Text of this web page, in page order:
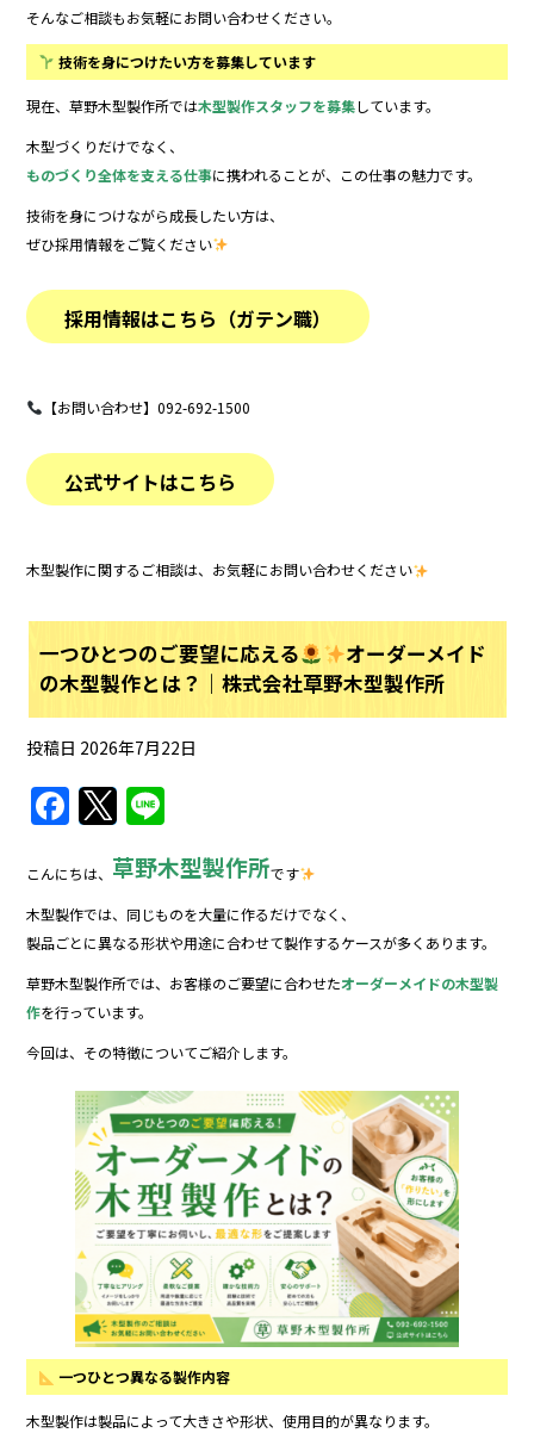
そんなご相談もお気軽にお問い合わせください。
技術を身につけたい方を募集しています
現在、草野木型製作所では木型製作スタッフを募集しています。
木型づくりだけでなく、
ものづくり全体を支える仕事に携われることが、この仕事の魅力です。
技術を身につけながら成長したい方は、
ぜひ採用情報をご覧ください
採用情報はこちら（ガテン職）
【お問い合わせ】092-692-1500
公式サイトはこちら
木型製作に関するご相談は、お気軽にお問い合わせください
一つひとつのご要望に応える
オーダーメイド
の木型製作とは？｜株式会社草野木型製作所
投稿日 2026年7月22日
F
c
e
b
o
o
k
T
w
itt
er
n
e
こんにちは、 草野木型製作所です
木型製作では、同じものを大量に作るだけでなく、
製品ごとに異なる形状や用途に合わせて製作するケースが多くあります。
草野木型製作所では、お客様のご要望に合わせたオーダーメイドの木型製
作を行っています。
今回は、その特徴についてご紹介します。
一つひとつ異なる製作内容
木型製作は製品によって大きさや形状、使用目的が異なります。